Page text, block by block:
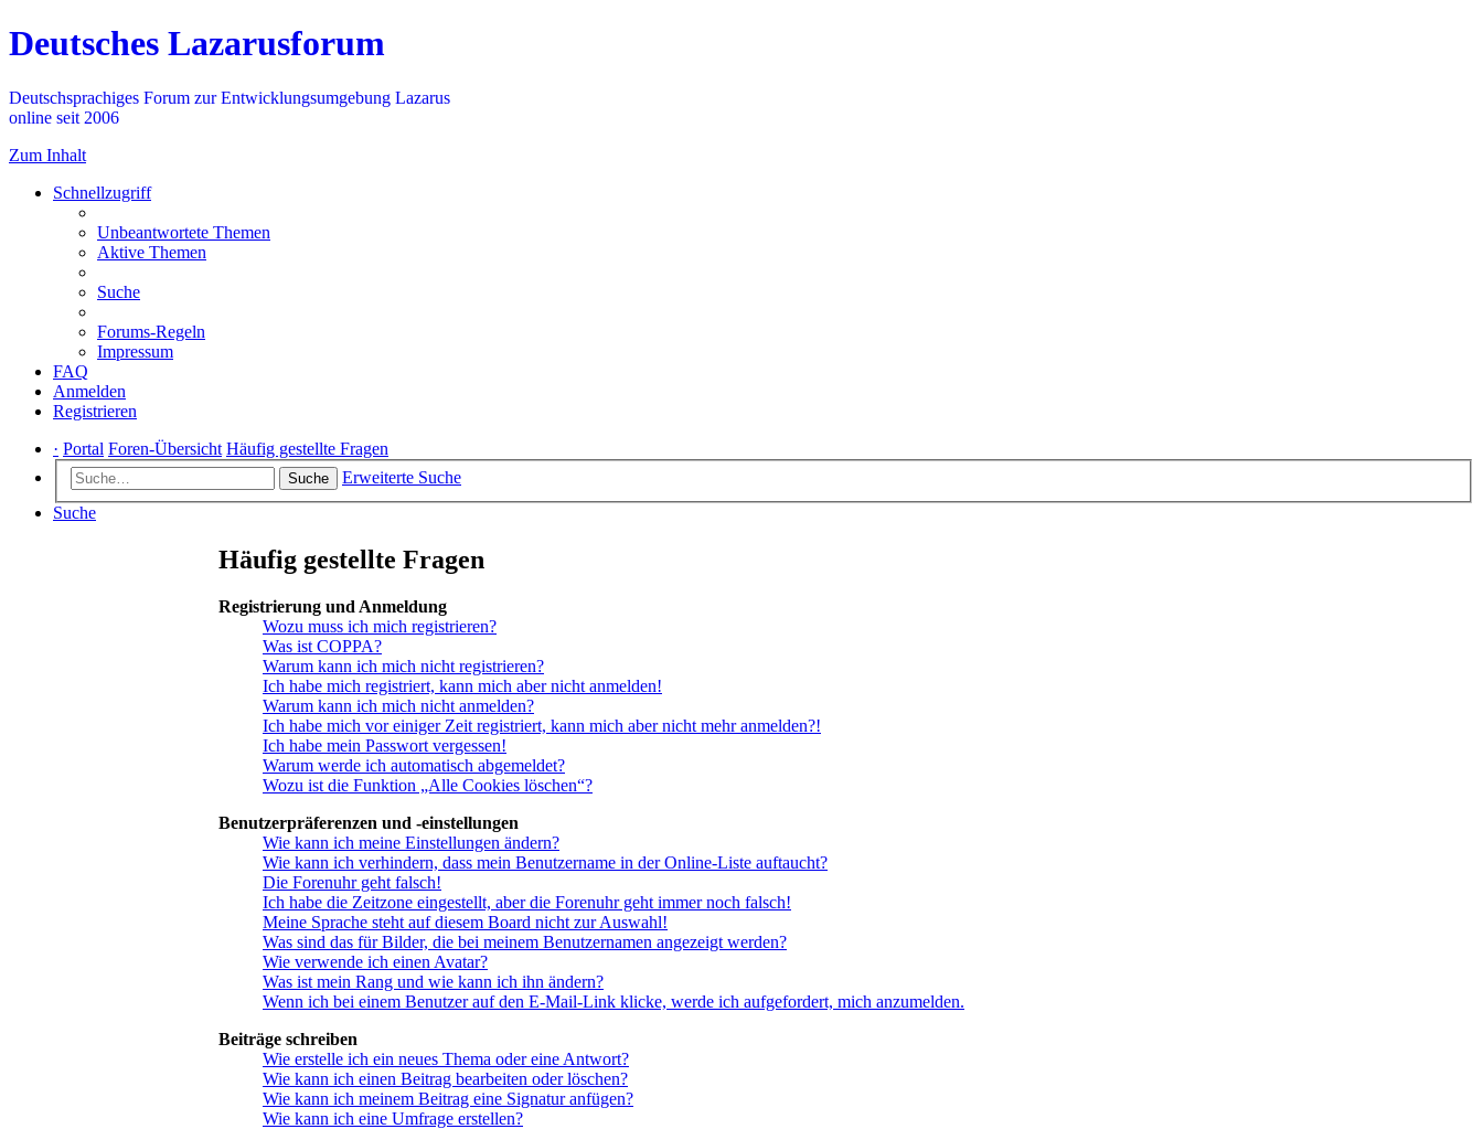
Deutsches Lazarusforum
Deutschsprachiges Forum zur Entwicklungsumgebung Lazarus
online seit 2006
Zum Inhalt
Schnellzugriff
Unbeantwortete Themen
Aktive Themen
Suche
Forums-Regeln
Impressum
FAQ
Anmelden
Registrieren
· Portal Foren-Übersicht Häufig gestellte Fragen
Suche
Erweiterte Suche
Suche
Häufig gestellte Fragen
Registrierung und Anmeldung
Wozu muss ich mich registrieren?
Was ist COPPA?
Warum kann ich mich nicht registrieren?
Ich habe mich registriert, kann mich aber nicht anmelden!
Warum kann ich mich nicht anmelden?
Ich habe mich vor einiger Zeit registriert, kann mich aber nicht mehr anmelden?!
Ich habe mein Passwort vergessen!
Warum werde ich automatisch abgemeldet?
Wozu ist die Funktion „Alle Cookies löschen“?
Benutzerpräferenzen und -einstellungen
Wie kann ich meine Einstellungen ändern?
Wie kann ich verhindern, dass mein Benutzername in der Online-Liste auftaucht?
Die Forenuhr geht falsch!
Ich habe die Zeitzone eingestellt, aber die Forenuhr geht immer noch falsch!
Meine Sprache steht auf diesem Board nicht zur Auswahl!
Was sind das für Bilder, die bei meinem Benutzernamen angezeigt werden?
Wie verwende ich einen Avatar?
Was ist mein Rang und wie kann ich ihn ändern?
Wenn ich bei einem Benutzer auf den E-Mail-Link klicke, werde ich aufgefordert, mich anzumelden.
Beiträge schreiben
Wie erstelle ich ein neues Thema oder eine Antwort?
Wie kann ich einen Beitrag bearbeiten oder löschen?
Wie kann ich meinem Beitrag eine Signatur anfügen?
Wie kann ich eine Umfrage erstellen?